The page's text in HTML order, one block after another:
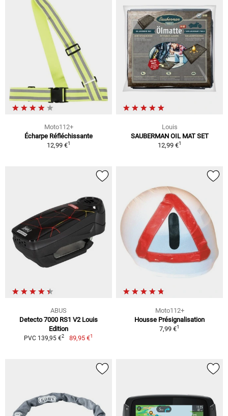
Moto112+
Écharpe Réfléchissante
12,99 €1
Louis
SAUBERMAN OIL MAT SET
12,99 €1
ABUS
Detecto 7000 RS1 V2 Louis
Edition
PVC 139,95 €2 89,95 €1
Moto112+
Housse Présignalisation
7,99 €1